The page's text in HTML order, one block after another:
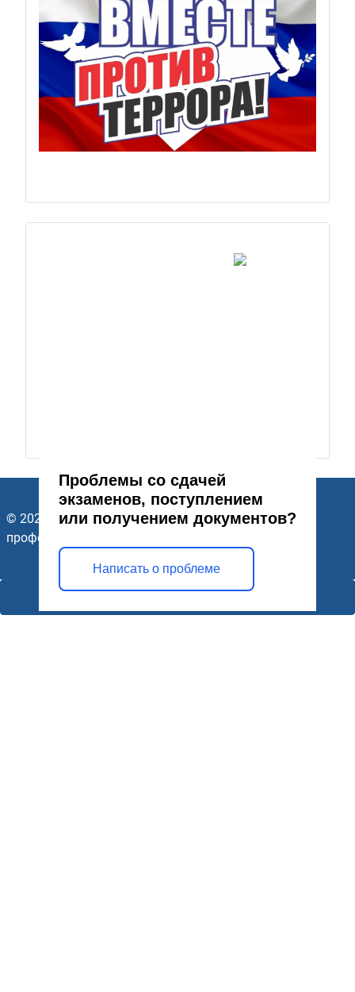
Previous Next
Проблемы со сдачей
экзаменов, поступлением
или получением документов?
Написать о проблеме
© 2026 ГАПОУ Стерлитамакский многопрофильный
профессиональный колледж. Все права защищены.